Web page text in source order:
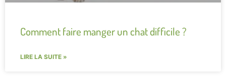
Comment faire manger un chat difficile ?
LIRE LA SUITE »